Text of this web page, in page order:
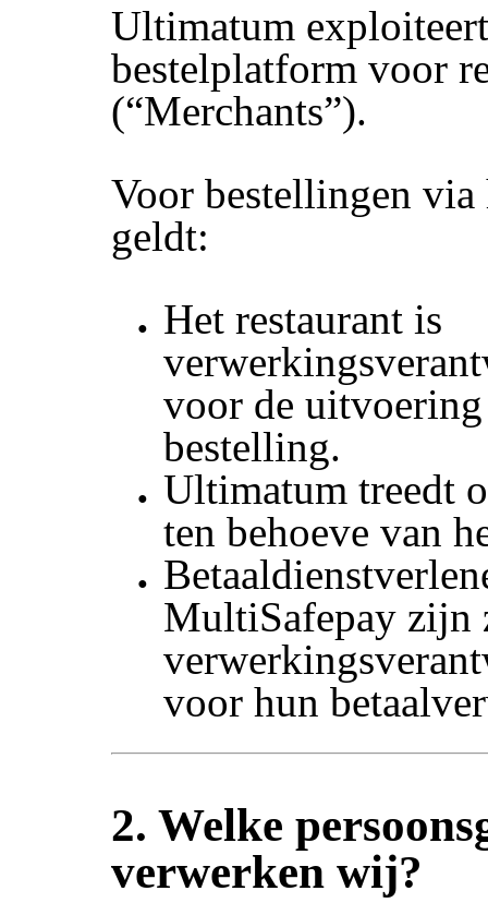
Ultimatum
bestelplatform voor
(“Merchants”).
Voor bestellingen
geldt:
Het restaurant is
voor de
bestelling.
Ultimatum treedt
ten behoeve van
MultiSafepay zijn
voor hun
2. Welke
verwerken wij?